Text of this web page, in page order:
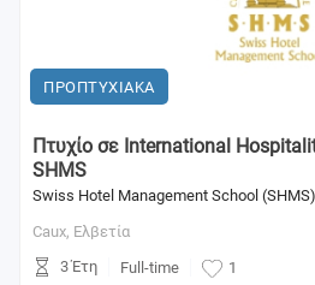
ΠΡΟΠΤΥΧΙΑΚΑ
Πτυχίο σε International
SHMS
Swiss Hotel Management School (SHMS)
Caux, Ελβετία
3 Έτη
Full-time 1